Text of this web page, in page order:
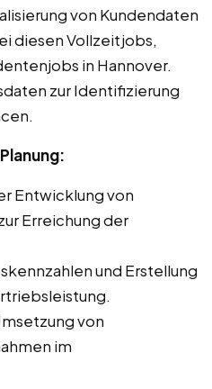
von Kundendaten
diesen Vollzeitjobs,
in Hannover.
zur Identifizierung
Entwicklung von
Erreichung der
und Erstellung
von
im